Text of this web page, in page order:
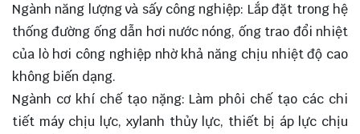
Ngành năng lượng và sấy công nghiệp: Lắp đặt trong hệ
thống đường ống dẫn hơi nước nóng, ống trao đổi nhiệt
của lò hơi công nghiệp nhờ khả năng chịu nhiệt độ cao
không biến dạng.
Ngành cơ khí chế tạo nặng: Làm phôi chế tạo các chi
tiết máy chịu lực, xylanh thủy lực, thiết bị áp lực chịu